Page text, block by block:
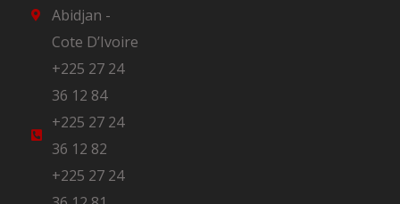
Abidjan -
Cote D’Ivoire
+225 27 24
36 12 84
+225 27 24
36 12 82
+225 27 24